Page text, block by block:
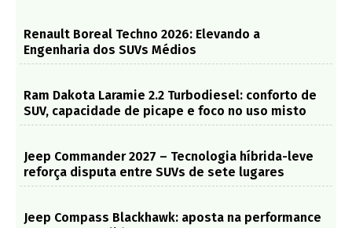
Renault Boreal Techno 2026: Elevando a
Engenharia dos SUVs Médios
Ram Dakota Laramie 2.2 Turbodiesel: conforto de
SUV, capacidade de picape e foco no uso misto
Jeep Commander 2027 – Tecnologia híbrida-leve
reforça disputa entre SUVs de sete lugares
Jeep Compass Blackhawk: aposta na performance